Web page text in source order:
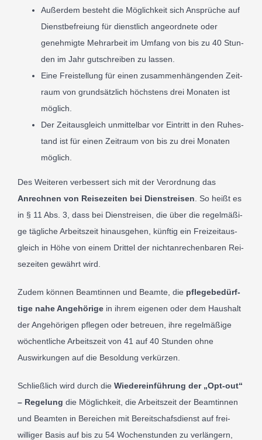
Außer­dem besteht die Mög­lich­keit sich Ansprü­che auf
Dien­st­be­freiung für dien­stlich ange­ord­nete oder
geneh­mig­te Mehrar­beit im Umfang von bis zu 40 Stun­
den im Jahr gut­schrei­ben zu las­sen.
Eine Freis­tel­lung für einen zusam­men­hän­gen­den Zeit­
raum von grund­sät­zlich höch­stens drei Mona­ten ist
mög­lich.
Der Zeitaus­gle­ich unmit­tel­bar vor Ein­tritt in den Ruh­e­s­
tand ist für einen Zeit­raum von bis zu drei Mona­ten
mög­lich.
Des Weit­eren ver­bes­sert sich mit der Verord­nung das
Anrech­nen von Rei­se­zei­ten bei Dien­streisen . So heißt es
in § 11 Abs. 3 , dass bei Dien­streisen, die über die regel­mä­ßi­
ge täg­li­che Arbeit­szeit hin­aus­ge­hen, kün­ftig ein Freizeitaus­
gle­ich in Höhe von einem Drit­tel der nich­tan­rechen­baren Rei­
se­zei­ten gewährt wird.
Zudem kön­nen Beamtin­nen und Beam­te, die pfle­ge­be­dürf­
ti­ge nahe Ange­hörige in ihrem eige­nen oder dem Haus­halt
der Ange­höri­gen pfle­gen oder betreu­en, ihre regel­mä­ßi­ge
wöchent­li­che Arbeit­szeit von 41 auf 40 Stun­den ohne
Auswirkun­gen auf die Besol­dung ver­kür­zen.
Schließ­lich wird durch die Wiedere­in­führung der „Opt-​out“
– Rege­lung die Mög­lich­keit, die Arbeit­szeit der Beamtin­nen
und Beam­ten in Bere­ichen mit Bere­itschafs­di­enst auf frei­
williger Basis auf bis zu 54 Wochen­stun­den zu ver­längern,